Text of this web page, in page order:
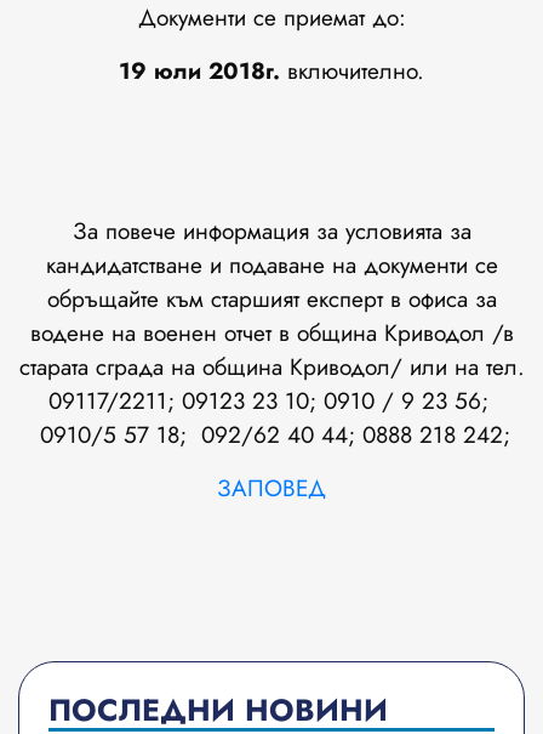
Документи се приемат до:
19 юли 2018г. включително.
За повече информация за условията за
кандидатстване и подаване на документи се
обръщайте към старшият експерт в офиса за
водене на военен отчет в община Криводол /в
старата сграда на община Криводол/ или на тел.
09117/2211; 09123 23 10; 0910 / 9 23 56;
0910/5 57 18; 092/62 40 44; 0888 218 242;
ЗАПОВЕД
ПОСЛЕДНИ НОВИНИ